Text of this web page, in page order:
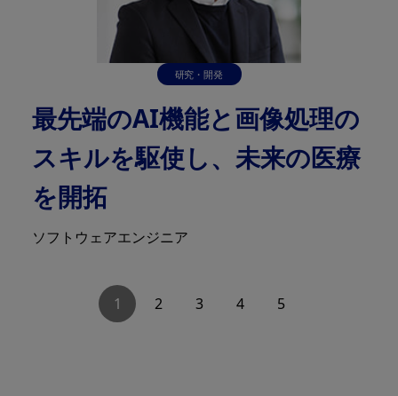
研究・開発
最先端のAI機能と画像処理の
スキルを駆使し、未来の医療
を開拓
ソフトウェアエンジニア
1 2 3 4 5